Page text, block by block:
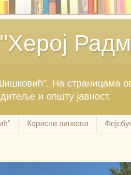
На страницама
и општу јавност.‎
Корисни линкови